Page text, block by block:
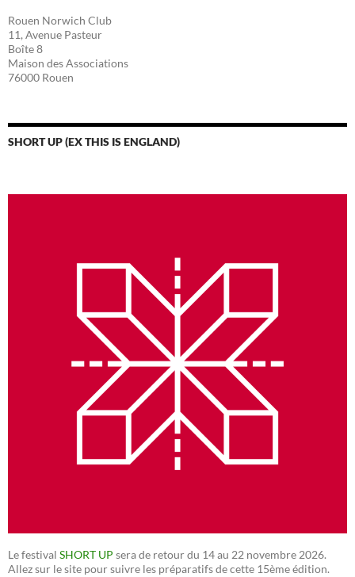
Rouen Norwich Club
11, Avenue Pasteur
Boîte 8
Maison des Associations
76000 Rouen
SHORT UP (EX THIS IS ENGLAND)
Le festival SHORT UP sera de retour du 14 au 22 novembre 2026.
Allez sur le site pour suivre les préparatifs de cette 15ème édition.